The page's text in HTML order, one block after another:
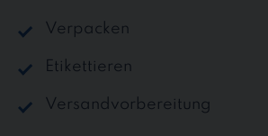
Verpacken
Etikettieren
Versandvorbereitung